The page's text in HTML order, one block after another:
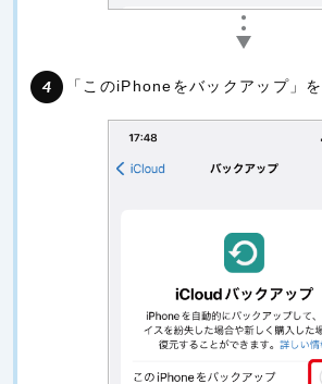
「このiPhoneをバックアップ」